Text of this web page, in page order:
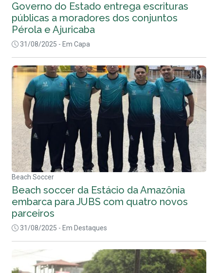
Governo do Estado entrega escrituras
públicas a moradores dos conjuntos
Pérola e Ajuricaba
31/08/2025 - Em Capa
Beach Soccer
Beach soccer da Estácio da Amazônia
embarca para JUBS com quatro novos
parceiros
31/08/2025 - Em Destaques